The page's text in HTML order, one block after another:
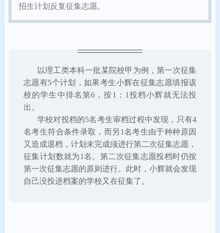
招生计划反复征集志愿。
以理工类本科一批某院校甲为例，第一次征集
志愿有5个计划，如果考生小辉在征集志愿填报该
校的学生中排名第6，按1：1投档小辉就无法投
出。
学校对投档的5名考生审档过程中发现，只有4
名考生符合条件录取，而另1名考生由于种种原因
又造成退档，计划未完成须进行第二次征集志愿，
征集计划数就为1名。 第二次征集志愿投档时仍按
第一次征集志愿的原则进行。 此时，小辉就会发现
自己没投进档案的学校又在征集了。